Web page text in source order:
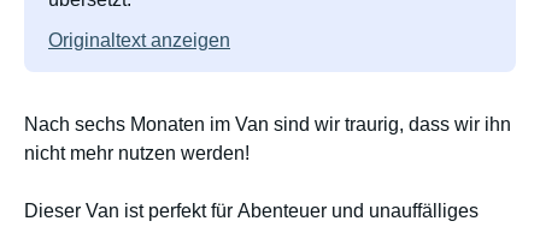
Originaltext anzeigen
Nach sechs Monaten im Van sind wir traurig, dass wir ihn
nicht mehr nutzen werden!
Dieser Van ist perfekt für Abenteuer und unauffälliges